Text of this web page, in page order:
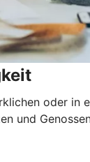
oder
und